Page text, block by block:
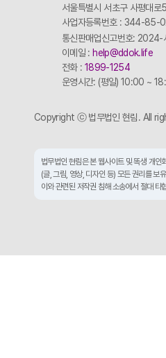
서울특별시 서초구 사평대
사업자등록번호 : 344-85-
통신판매업신고번호:
이메일 : help@ddok.life
전화 : 1899-1254
운영시간: (평일) 10:00 ~
Copyright ⓒ 법무법인 현림. All
법무법인 현림은 본 웹사이트 및 똑생 개인
(글, 그림, 영상, 디자인 등) 모든 권리를 보
이와 관련된 저작권 침해 소송에서 절대 타